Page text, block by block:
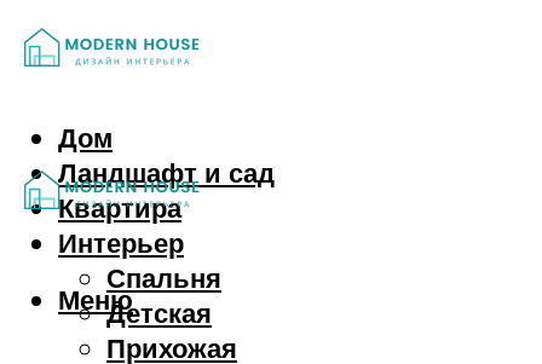
Дом
Ландшафт и сад
Квартира
Интерьер
Спальня
Детская
Прихожая
Меню